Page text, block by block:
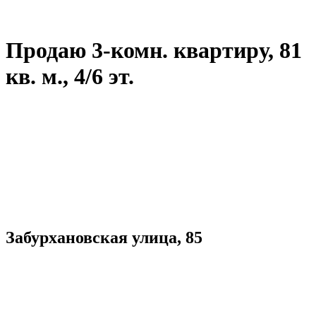
Продаю 3-комн. квартиру, 81
кв. м., 4/6 эт.
Забурхановская улица, 85